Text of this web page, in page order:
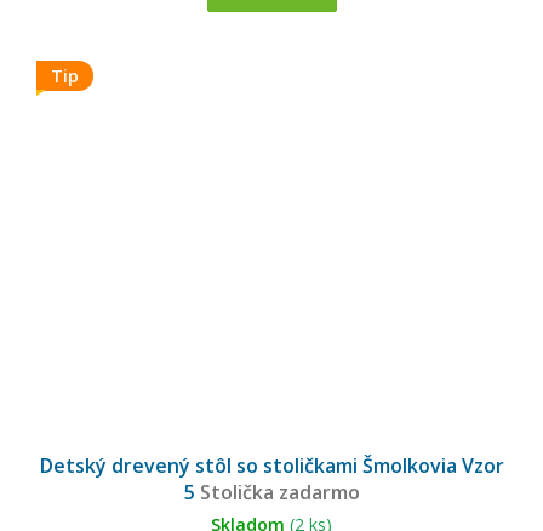
Tip
Detský drevený stôl so stoličkami Šmolkovia Vzor
5 Stolička zadarmo
Skladom (2 ks)